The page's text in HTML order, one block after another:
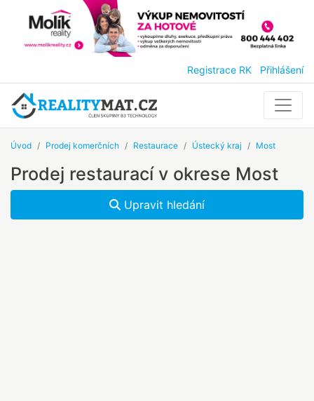
Registrace RK Přihlášení
Úvod Prodej komerčních Restaurace Ústecký kraj Most
Prodej restaurací v okrese Most
Upravit hledání